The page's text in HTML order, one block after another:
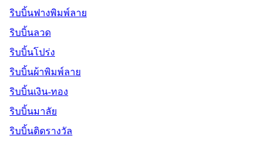
ริบบิ้นฟางพิมพ์ลาย
ริบบิ้นลวด
ริบบิ้นโปร่ง
ริบบิ้นผ้าพิมพ์ลาย
ริบบิ้นเงิน-ทอง
ริบบิ้นมาลัย
ริบบิ้นติดรางวัล